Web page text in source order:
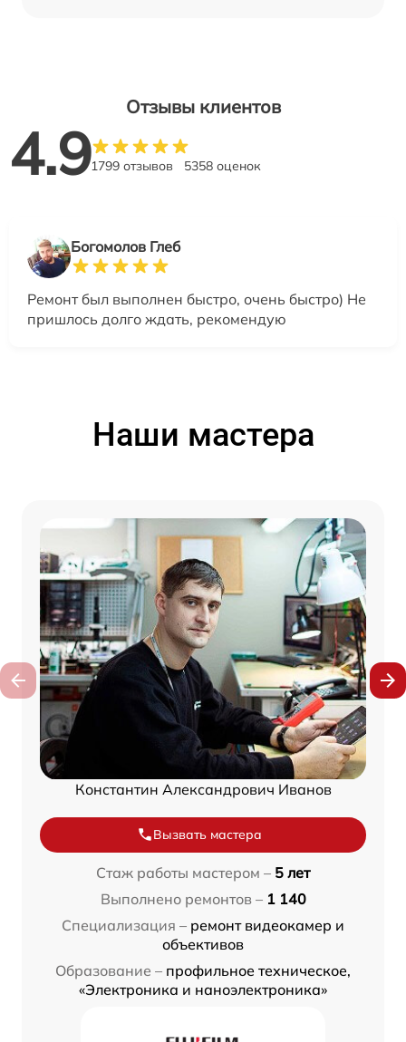
Отзывы клиентов
4.91799 отзывов 5358 оценок
Богомолов Глеб
Ремонт был выполнен быстро, очень быстро) Не
пришлось долго ждать, рекомендую
Наши мастера
Константин Александрович Иванов
Вызвать мастера
Стаж работы мастером – 5 лет
Выполнено ремонтов – 1 140
Специализация – ремонт видеокамер и
объективов
Образование – профильное техническое,
«Электроника и наноэлектроника»